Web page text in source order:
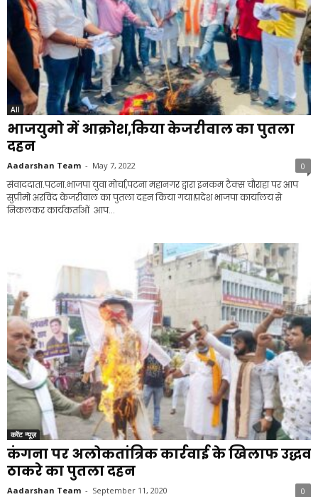
All
भाजयुमो में आक्रोश,किया केजरीवाल का पुतला
दहन
Aadarshan Team - May 7, 2022 0
संवाददाता.पटना.भाजपा युवा मोर्चा,पटना महानगर द्वारा इनकम टैक्स चौराहा पर आप
सुप्रीमो अरविंद केजरीवाल का पुतला दहन किया गया।प्रदेश भाजपा कार्यालय से
निकलकर कार्यकर्ताओं आप...
करेंट न्यूज़
कंगना पर अलोकतांत्रिक कार्रवाई के खिलाफ उद्धव
ठाकरे का पुतला दहन
Aadarshan Team - September 11, 2020 0